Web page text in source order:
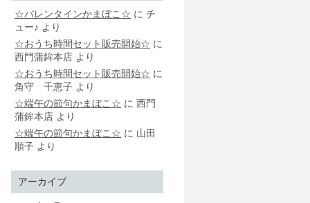
☆バレンタインかまぼこ☆ に チ
ュー♪ より
☆おうち時間セット販売開始☆ に
西門蒲鉾本店 より
☆おうち時間セット販売開始☆ に
角守 千恵子 より
☆端午の節句かまぼこ☆ に 西門
蒲鉾本店 より
☆端午の節句かまぼこ☆ に 山田
順子 より
アーカイブ